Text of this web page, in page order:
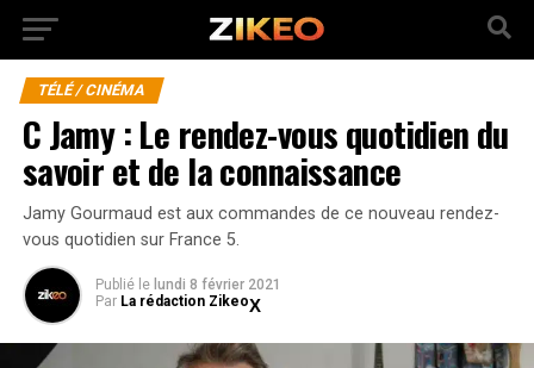
TÉLÉ / CINÉMA
C Jamy : Le rendez-vous quotidien du
savoir et de la connaissance
Jamy Gourmaud est aux commandes de ce nouveau rendez-
vous quotidien sur France 5.
Publié le lundi 8 février 2021
Par La rédaction Zikeo